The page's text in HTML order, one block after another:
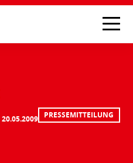
20.05.2009 PRESSEMITTEILUNG